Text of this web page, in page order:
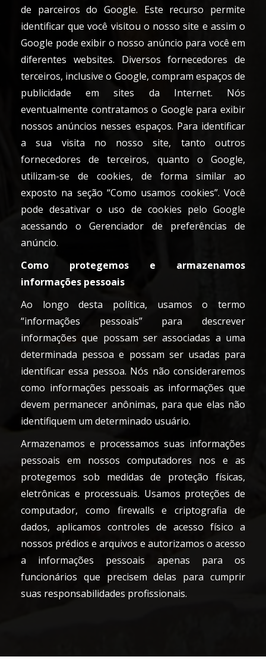
de parceiros do Google. Este recurso permite
identificar que você visitou o nosso site e assim o
Google pode exibir o nosso anúncio para você em
diferentes websites. Diversos fornecedores de
terceiros, inclusive o Google, compram espaços de
publicidade em sites da Internet. Nós
eventualmente contratamos o Google para exibir
nossos anúncios nesses espaços. Para identificar
a sua visita no nosso site, tanto outros
fornecedores de terceiros, quanto o Google,
utilizam-se de cookies, de forma similar ao
exposto na seção “Como usamos cookies”. Você
pode desativar o uso de cookies pelo Google
acessando o Gerenciador de preferências de
anúncio.
Como protegemos e armazenamos
informações pessoais
Ao longo desta política, usamos o termo
“informações pessoais” para descrever
informações que possam ser associadas a uma
determinada pessoa e possam ser usadas para
identificar essa pessoa. Nós não consideraremos
como informações pessoais as informações que
devem permanecer anônimas, para que elas não
identifiquem um determinado usuário.
Armazenamos e processamos suas informações
pessoais em nossos computadores nos e as
protegemos sob medidas de proteção físicas,
eletrônicas e processuais. Usamos proteções de
computador, como firewalls e criptografia de
dados, aplicamos controles de acesso físico a
nossos prédios e arquivos e autorizamos o acesso
a informações pessoais apenas para os
funcionários que precisem delas para cumprir
suas responsabilidades profissionais.